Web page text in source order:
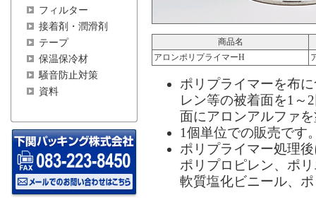
フィルター
接着剤・潤滑剤
テープ
保温保冷材
騒音防止対策
資料
商品名
アロンポリプライマーH
ポリプライマーを布
レン等の被着面を1～
面にアロンアルファ
1個単位での販売です
ポリプライマー処理
ポリプロピレン、ポ
軟質塩化ビニール、